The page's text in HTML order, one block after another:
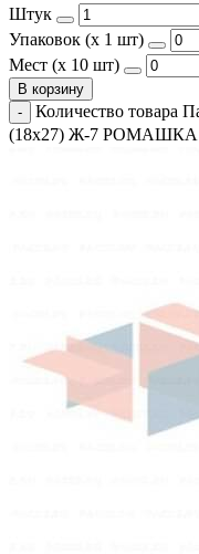
Штук
Упаковок (x 1 шт)
Мест (x 10 шт)
В корзину
Количество товара
(18х27) Ж-7 РОМАШКА